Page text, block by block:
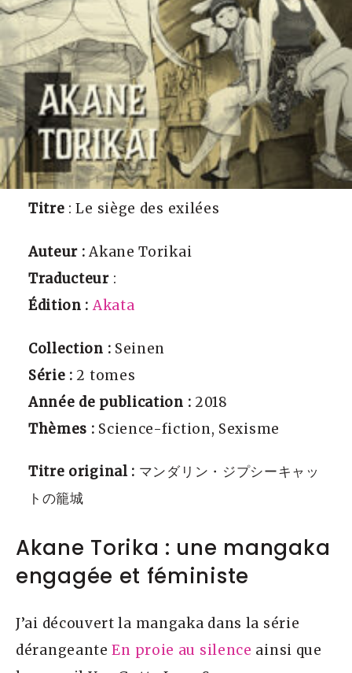
Titre : Le siège des exilées
Auteur :Akane Torikai
Traducteur:
Édition : Akata
Collection : Seinen
Série : 2 tomes
Année de publication : 2018
Thèmes : Science-fiction, Sexisme
Titre original : マンダリン・ジプシーキャッ
トの籠城
Akane Torika : une mangaka
engagée et féministe
J’ai découvert la mangaka dans la série
dérangeanteEn proie au silence ainsi que